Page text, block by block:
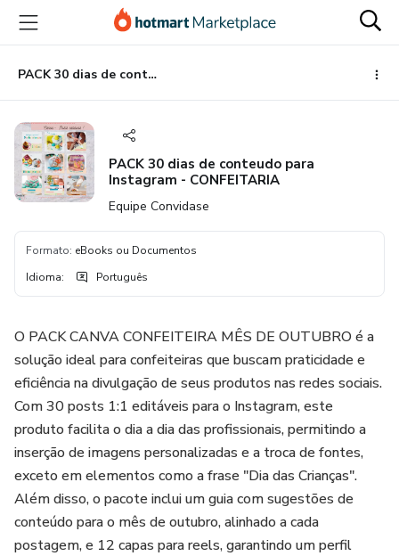
para
conteúdo
principal
para
pagamento
para
rodapé
PACK 30 dias de conteudo para Instagram - CONFEITARIA
PACK 30 dias de conteudo para
Instagram - CONFEITARIA
Equipe Convidase
Formato: eBooks ou Documentos
Idioma: Português
O PACK CANVA CONFEITEIRA MÊS DE OUTUBRO é a
solução ideal para confeiteiras que buscam praticidade e
eficiência na divulgação de seus produtos nas redes sociais.
Com 30 posts 1:1 editáveis para o Instagram, este
produto facilita o dia a dia das profissionais, permitindo a
inserção de imagens personalizadas e a troca de fontes,
exceto em elementos como a frase "Dia das Crianças".
Além disso, o pacote inclui um guia com sugestões de
conteúdo para o mês de outubro, alinhado a cada
postagem, e 12 capas para reels, garantindo um perfil